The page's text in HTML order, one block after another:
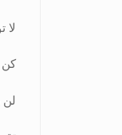
لا
كن
لن